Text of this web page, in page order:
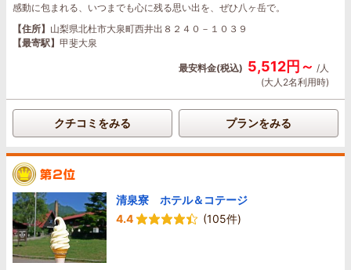
感動に包まれる、いつまでも心に残る思い出を、ぜひ八ヶ岳で。
【住所】 山梨県北杜市大泉町西井出８２４０－１０３９
【最寄駅】 甲斐大泉
最安料金(税込) 5,512円～ /人
(大人2名利用時)
クチコミをみる プランをみる
清泉寮 ホテル＆コテージ
4.4
(105件)